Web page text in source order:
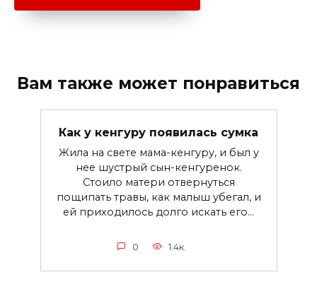
Вам также может понравиться
Как у кенгуру появилась сумка
Жила на свете мама-кенгуру, и был у
нее шустрый сын-кенгуренок.
Стоило матери отвернуться
пощипать травы, как малыш убегал, и
ей приходилось долго искать его...
0 1.4к.